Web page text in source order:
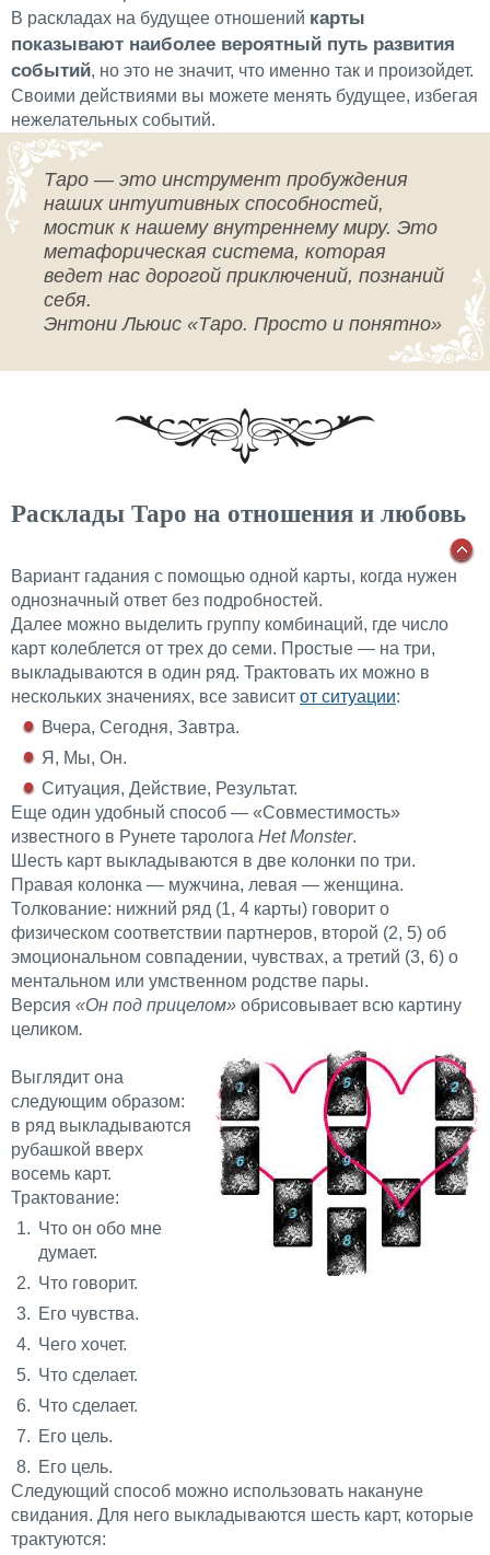
В раскладах на будущее отношений карты
показывают наиболее вероятный путь развития
событий, но это не значит, что именно так и произойдет.
Своими действиями вы можете менять будущее, избегая
нежелательных событий.
Таро — это инструмент пробуждения
наших интуитивных способностей,
мостик к нашему внутреннему миру. Это
метафорическая система, которая
ведет нас дорогой приключений, познаний
себя.
Энтони Льюис «Таро. Просто и понятно»
Расклады Таро на отношения и любовь
Вариант гадания с помощью одной карты, когда нужен
однозначный ответ без подробностей.
Далее можно выделить группу комбинаций, где число
карт колеблется от трех до семи. Простые — на три,
выкладываются в один ряд. Трактовать их можно в
нескольких значениях, все зависит от ситуации:
Вчера, Сегодня, Завтра.
Я, Мы, Он.
Ситуация, Действие, Результат.
Еще один удобный способ — «Совместимость»
известного в Рунете таролога Het Monster.
Шесть карт выкладываются в две колонки по три.
Правая колонка — мужчина, левая — женщина.
Толкование: нижний ряд (1, 4 карты) говорит о
физическом соответствии партнеров, второй (2, 5) об
эмоциональном совпадении, чувствах, а третий (3, 6) о
ментальном или умственном родстве пары.
Версия «Он под прицелом» обрисовывает всю картину
целиком.
Выглядит она
следующим образом:
в ряд выкладываются
рубашкой вверх
восемь карт.
Трактование:
Что он обо мне
думает.
Что говорит.
Его чувства.
Чего хочет.
Что сделает.
Что сделает.
Его цель.
Его цель.
Следующий способ можно использовать накануне
свидания. Для него выкладываются шесть карт, которые
трактуются: